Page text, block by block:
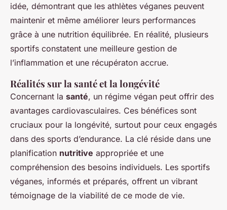
idée, démontrant que les athlètes véganes peuvent
maintenir et même améliorer leurs performances
grâce à une nutrition équilibrée. En réalité, plusieurs
sportifs constatent une meilleure gestion de
l’inflammation et une récupératon accrue.
Réalités sur la santé et la longévité
Concernant la santé, un régime végan peut offrir des
avantages cardiovasculaires. Ces bénéfices sont
cruciaux pour la longévité, surtout pour ceux engagés
dans des sports d’endurance. La clé réside dans une
planification nutritive appropriée et une
compréhension des besoins individuels. Les sportifs
véganes, informés et préparés, offrent un vibrant
témoignage de la viabilité de ce mode de vie.